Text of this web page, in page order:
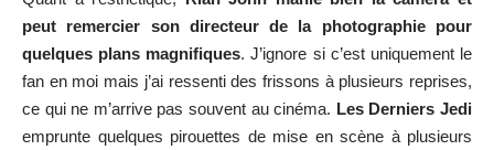
peut remercier son directeur de la photographie pour
quelques plans magnifiques. J’ignore si c’est uniquement le
fan en moi mais j’ai ressenti des frissons à plusieurs reprises,
ce qui ne m’arrive pas souvent au cinéma. Les Derniers Jedi
emprunte quelques pirouettes de mise en scène à plusieurs